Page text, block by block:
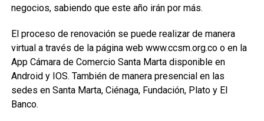
negocios, sabiendo que este año irán por más.
El proceso de renovación se puede realizar de manera
virtual a través de la página web www.ccsm.org.co o en la
App Cámara de Comercio Santa Marta disponible en
Android y IOS. También de manera presencial en las
sedes en Santa Marta, Ciénaga, Fundación, Plato y El
Banco.